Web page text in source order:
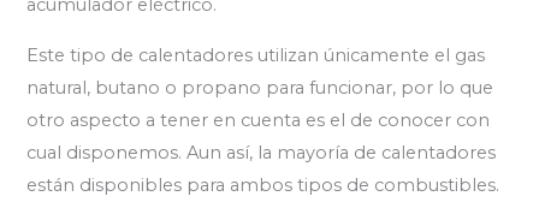
acumulador eléctrico.
Este tipo de calentadores utilizan únicamente el gas
natural, butano o propano para funcionar, por lo que
otro aspecto a tener en cuenta es el de conocer con
cual disponemos. Aun así, la mayoría de calentadores
están disponibles para ambos tipos de combustibles.